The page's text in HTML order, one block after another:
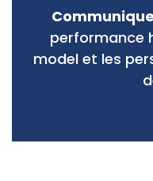
performance
model et les